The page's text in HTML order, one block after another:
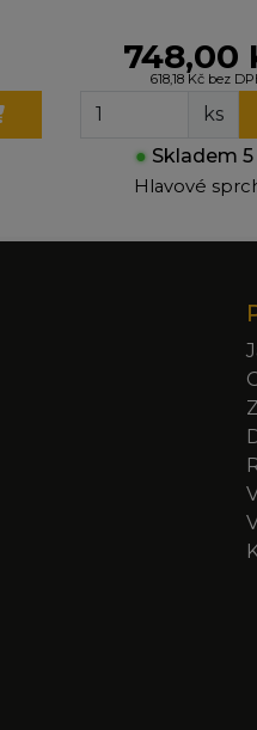
748,00
618,18 Kč bez
ks
● Skladem 5
Hlavové